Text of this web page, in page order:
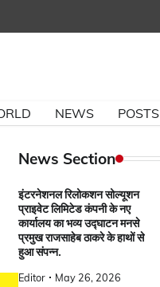
NEWS POSTS
News Section
इंटरनेशनल रिलोकशन सोल्यूशन
प्राइवेट लिमिटेड कंपनी के नए
कार्यालय का भव्य उद्घाटन मनसे
प्रमुख राजसाहेब ठाकरे के हाथों से
हुआ संपन्न.
Editor May 26, 2026